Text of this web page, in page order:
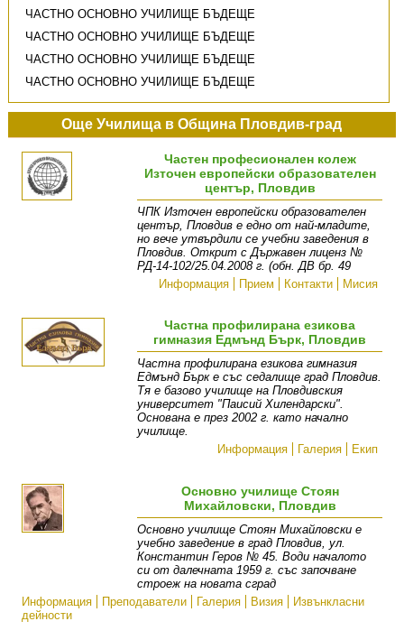
ЧАСТНО ОСНОВНО УЧИЛИЩЕ БЪДЕЩЕ
ЧАСТНО ОСНОВНО УЧИЛИЩЕ БЪДЕЩЕ
ЧАСТНО ОСНОВНО УЧИЛИЩЕ БЪДЕЩЕ
ЧАСТНО ОСНОВНО УЧИЛИЩЕ БЪДЕЩЕ
Още Училища в Община Пловдив-град
Частен професионален колеж
Източен европейски образователен
център, Пловдив
ЧПК Източен европейски образователен
център, Пловдив е едно от най-младите,
но вече утвърдили се учебни заведения в
Пловдив. Открит с Държавен лиценз №
РД-14-102/25.04.2008 г. (обн. ДВ бр. 49
Информация
Прием Контакти Мисия
Частна профилирана езикова
гимназия Едмънд Бърк, Пловдив
Частна профилирана езикова гимназия
Едмънд Бърк е със седалище град Пловдив.
Тя е базово училище на Пловдивския
университет "Паисий Хилендарски".
Основана е през 2002 г. като начално
училище.
Информация
Галерия Екип
Основно училище Стоян
Михайловски, Пловдив
Основно училище Стоян Михайловски е
учебно заведение в град Пловдив, ул.
Константин Геров № 45. Води началото
си от далечната 1959 г. със започване
строеж на новата сград
Информация
Преподаватели Галерия Визия
Извънкласни
дейности